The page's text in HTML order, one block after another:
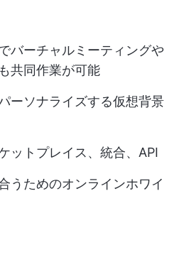
バーチャルミーティングや
共同作業が可能
ーソナライズする仮想背景
ットプレイス、統合、API
うためのオンラインホワイ